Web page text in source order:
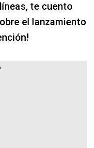
te cuento
el lanzamiento